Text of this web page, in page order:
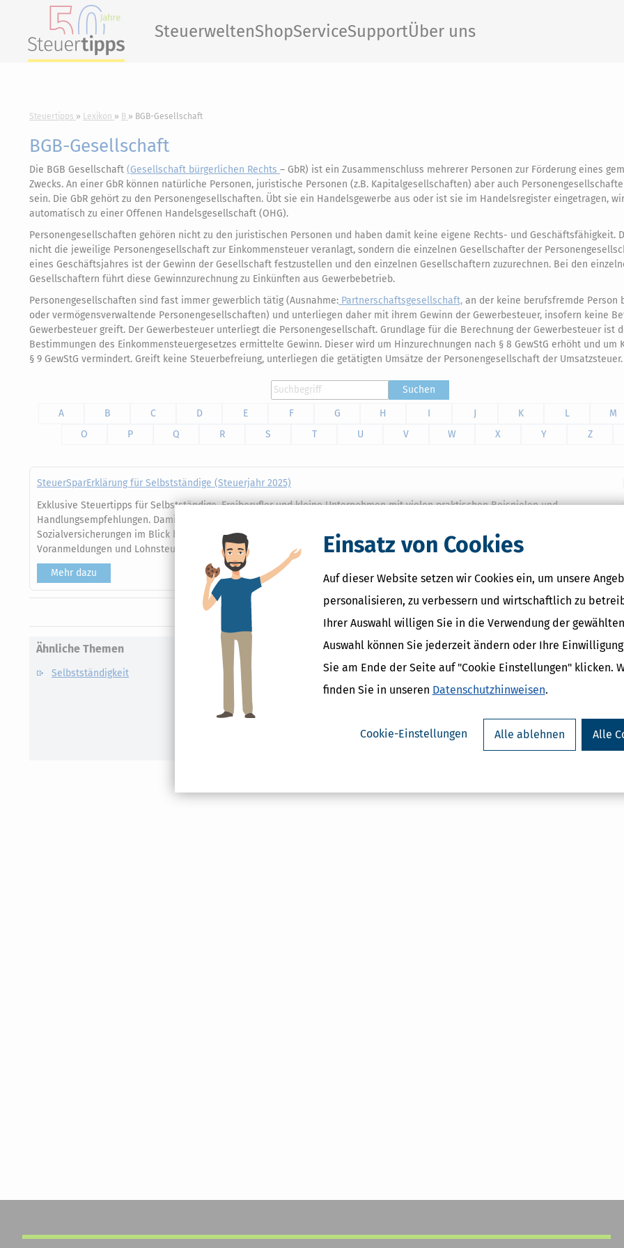
Einsatz von Cookies
Auf dieser Website setzen wir Cookies ein, um unsere
personalisieren, zu verbessern und wirtschaftlich zu
Ihrer Auswahl willigen Sie in die Verwendung der
Auswahl können Sie jederzeit ändern oder Ihre
Sie am Ende der Seite auf "Cookie Einstellungen" klicken.
finden Sie in unseren Datenschutzhinweisen.
Cookie-Einstellungen Alle ablehnen Alle
SteuerweltenShopServiceSupportÜber uns
Steuertipps Lexikon B BGB-Gesellschaft
BGB-Gesellschaft
Die BGB Gesellschaft (Gesellschaft bürgerlichen Rechts – GbR) ist ein Zusammenschluss mehrerer Personen zur Förderung eines
Zwecks. An einer GbR können natürliche Personen, juristische Personen (z.B. Kapitalgesellschaften) aber auch
sein. Die GbR gehört zu den Personengesellschaften. Übt sie ein Handelsgewerbe aus oder ist sie im Handelsregister eingetragen,
automatisch zu einer Offenen Handelsgesellschaft (OHG).
Personengesellschaften gehören nicht zu den juristischen Personen und haben damit keine eigene Rechts- und Geschäftsfähigkeit.
nicht die jeweilige Personengesellschaft zur Einkommensteuer veranlagt, sondern die einzelnen Gesellschafter der
eines Geschäftsjahres ist der Gewinn der Gesellschaft festzustellen und den einzelnen Gesellschaftern zuzurechnen. Bei den
Gesellschaftern führt diese Gewinnzurechnung zu Einkünften aus Gewerbebetrieb.
Personengesellschaften sind fast immer gewerblich tätig (Ausnahme: Partnerschaftsgesellschaft, an der keine berufsfremde Person
oder vermögensverwaltende Personengesellschaften) und unterliegen daher mit ihrem Gewinn der Gewerbesteuer, insofern keine
Gewerbesteuer greift. Der Gewerbesteuer unterliegt die Personengesellschaft. Grundlage für die Berechnung der Gewerbesteuer ist
Bestimmungen des Einkommensteuergesetzes ermittelte Gewinn. Dieser wird um Hinzurechnungen nach § 8 GewStG erhöht und um
§ 9 GewStG vermindert. Greift keine Steuerbefreiung, unterliegen die getätigten Umsätze der Personengesellschaft der Umsatzsteuer.
Suchen
A
B C D E F G H I J K L M
O
P Q R S T U V W X Y Z
SteuerSparErklärung für Selbstständige (Steuerjahr 2025)
Exklusive Steuertipps für Selbstständige, Freiberufler und kleine Unternehmen mit vielen praktischen Beispielen und
Handlungsempfehlungen. Damit Sie Ihre Betriebsausgaben gestalten, so die EÜR optimieren können und die
Sozialversicherungen im Blick behalten! Erledigen Sie Ihre Umsatzsteuer- und Gewerbesteuererklärung, die Umsatzsteuer-
Voranmeldungen und Lohnsteueranmeldungen einfach selbst.
Mehr dazu
Ähnliche Themen
Selbstständigkeit
Verwandte Begriffe
Umsatzsteuer
Personengesellschaften
Einkommensteuer
Gewerbesteuer